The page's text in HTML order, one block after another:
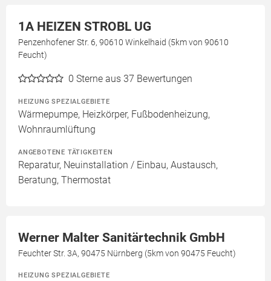
1A HEIZEN STROBL UG
Penzenhofener Str. 6, 90610 Winkelhaid (5km von 90610
Feucht)
0 Sterne aus 37 Bewertungen
HEIZUNG SPEZIALGEBIETE
Wärmepumpe, Heizkörper, Fußbodenheizung,
Wohnraumlüftung
ANGEBOTENE TÄTIGKEITEN
Reparatur, Neuinstallation / Einbau, Austausch,
Beratung, Thermostat
Werner Malter Sanitärtechnik GmbH
Feuchter Str. 3A, 90475 Nürnberg (5km von 90475 Feucht)
HEIZUNG SPEZIALGEBIETE